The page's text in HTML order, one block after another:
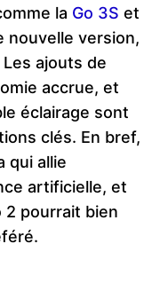
la Go 3S et
nouvelle version,
Les ajouts de
accrue, et
éclairage sont
clés​. En bref,
qui allie
artificielle, et
2 pourrait bien